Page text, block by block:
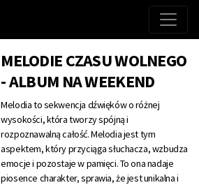
MELODIE CZASU WOLNEGO
- ALBUM NA WEEKEND
Melodia to sekwencja dźwięków o różnej
wysokości, która tworzy spójną i
rozpoznawalną całość. Melodia jest tym
aspektem, który przyciąga słuchacza, wzbudza
emocje i pozostaje w pamięci. To ona nadaje
piosence charakter, sprawia, że jest unikalna i